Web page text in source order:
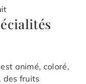
animé, coloré,
des fruits